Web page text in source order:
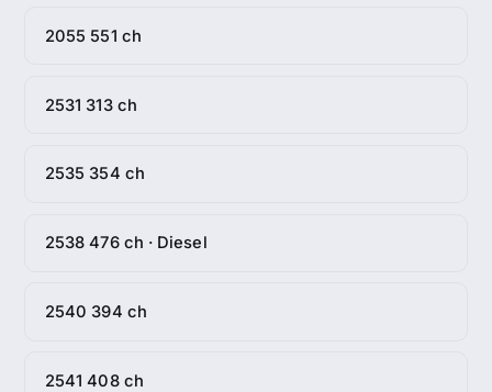
2055 551 ch
2531 313 ch
2535 354 ch
2538 476 ch · Diesel
2540 394 ch
2541 408 ch